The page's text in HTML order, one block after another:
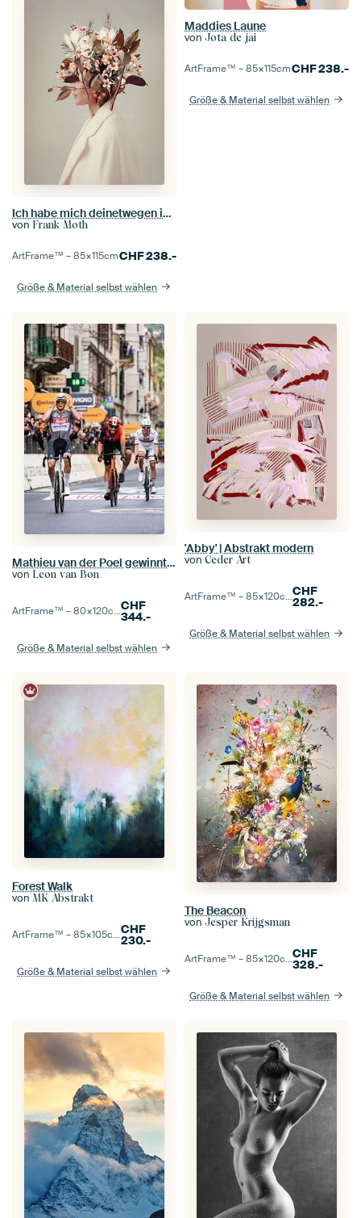
Ich habe mich deinetwegen in den Herbst verliebt
von Frank Moth
ArtFrame™ –85×115cmCHF238.-
Größe & Material selbst wählen
Maddies Laune
von Jota de jai
ArtFrame™ –85×115cmCHF238.-
Größe & Material selbst wählen
Mathieu van der Poel gewinnt Mailand - Sanremo
von Leon van Bon
ArtFrame™ –80×120cm CHF
344.-
Größe & Material selbst wählen
'Abby' | Abstrakt modern
von Ceder Art
ArtFrame™ –85×120cm CHF
282.-
Größe & Material selbst wählen
Forest Walk
von MK Abstrakt
ArtFrame™ –85×105cm CHF
230.-
Größe & Material selbst wählen
The Beacon
von Jesper Krijgsman
ArtFrame™ –85×120cm CHF
328.-
Größe & Material selbst wählen